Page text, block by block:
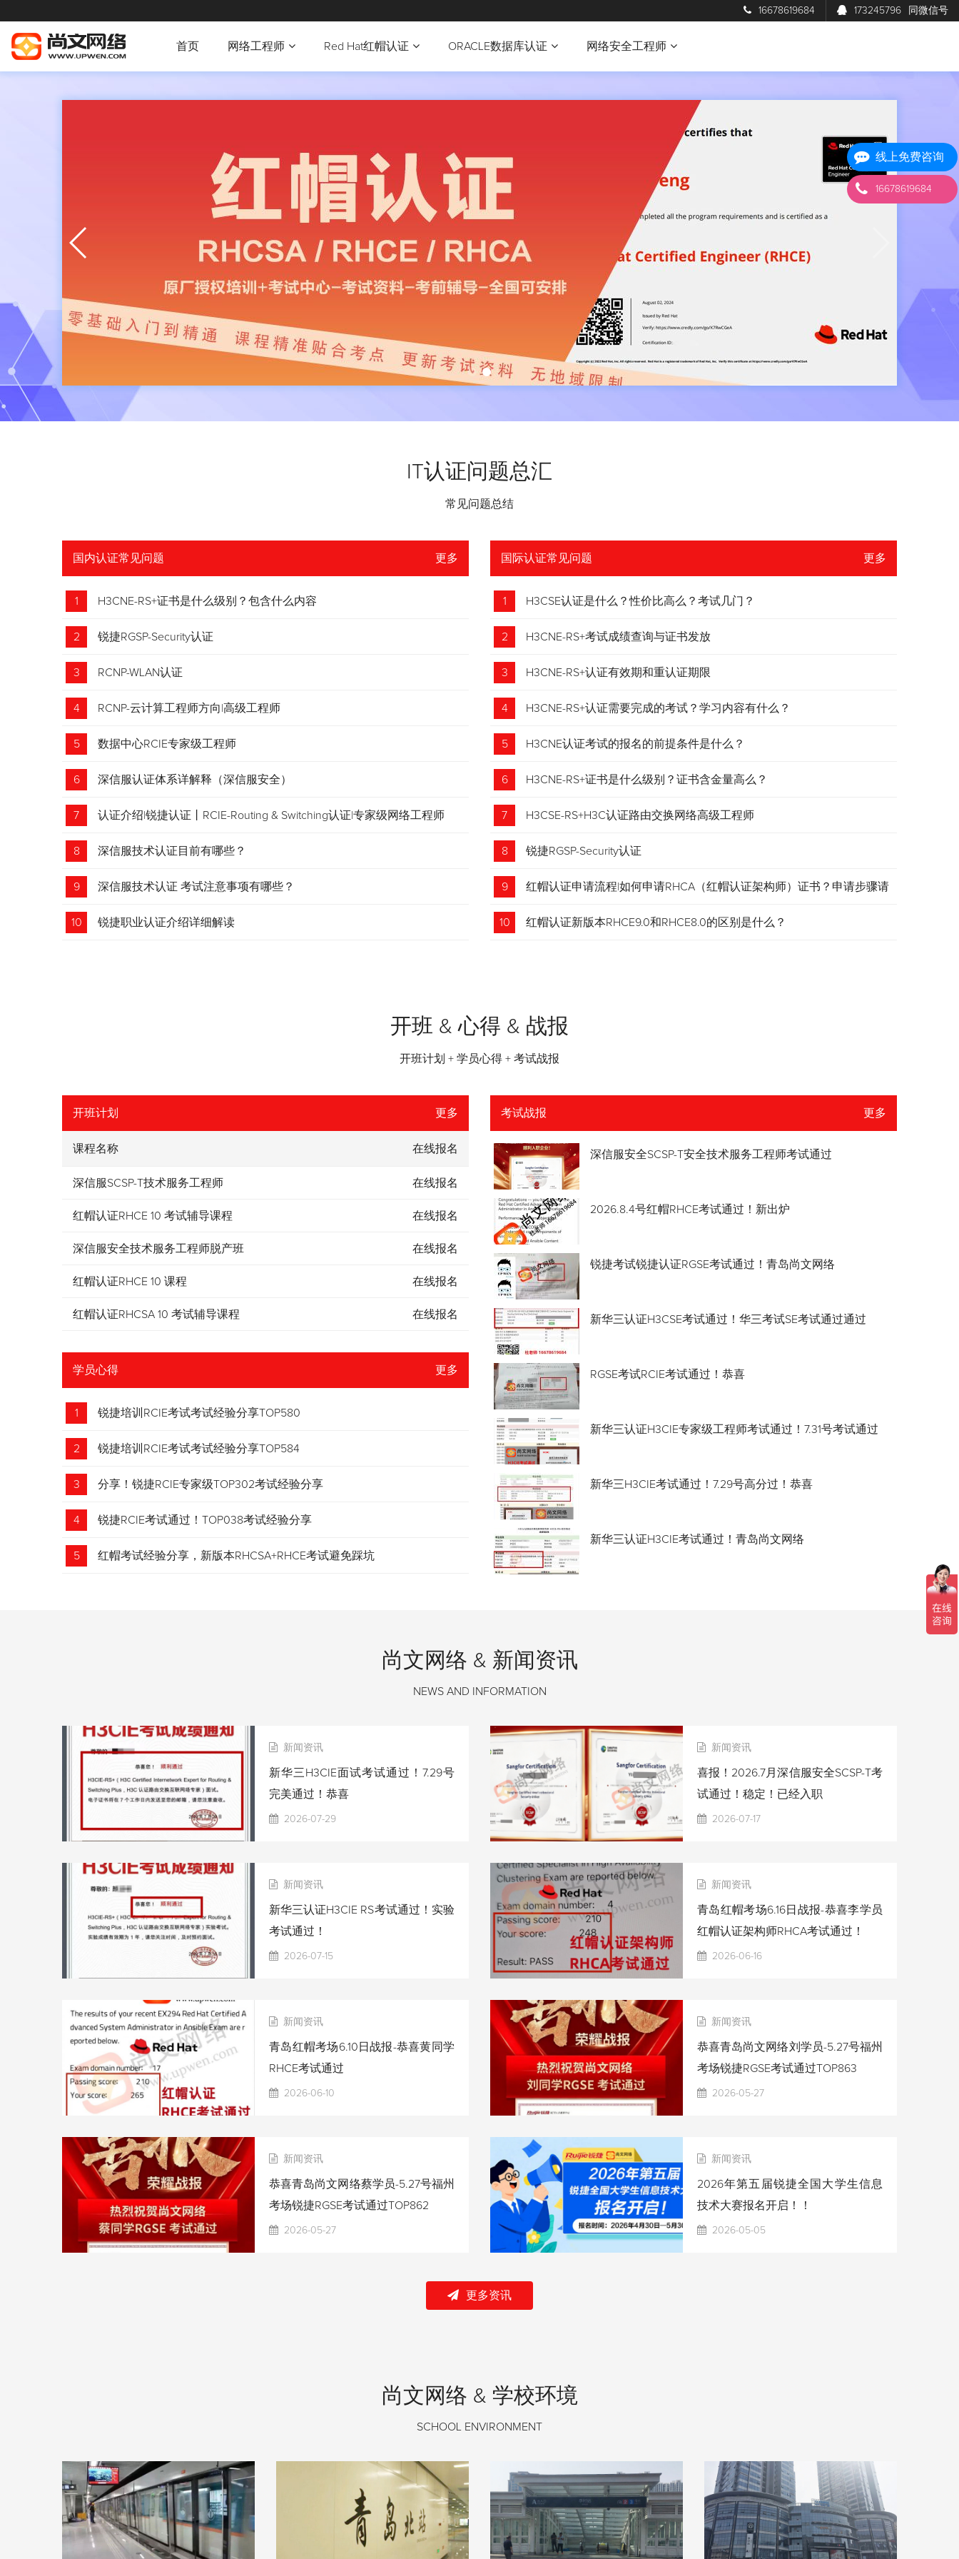
16678619684 173245796 同微信号
首页 网络工程师 Red Hat红帽认证 ORACLE数据库认证 网络安全工程师
IT认证问题总汇
常见问题总结
国内认证常见问题 更多
1 H3CNE-RS+证书是什么级别？包含什么内容
2 锐捷RGSP-Security认证
3 RCNP-WLAN认证
4 RCNP-云计算工程师方向|高级工程师
5 数据中心RCIE专家级工程师
6 深信服认证体系详解释（深信服安全）
7 认证介绍|锐捷认证丨RCIE-Routing & Switching认证|专家级网络工程师
8 深信服技术认证目前有哪些？
9 深信服技术认证 考试注意事项有哪些？
10 锐捷职业认证介绍详细解读
国际认证常见问题 更多
1 H3CSE认证是什么？性价比高么？考试几门？
2 H3CNE-RS+考试成绩查询与证书发放
3 H3CNE-RS+认证有效期和重认证期限
4 H3CNE-RS+认证需要完成的考试？学习内容有什么？
5 H3CNE认证考试的报名的前提条件是什么？
6 H3CNE-RS+证书是什么级别？证书含金量高么？
7 H3CSE-RS+H3C认证路由交换网络高级工程师
8 锐捷RGSP-Security认证
9 红帽认证申请流程|如何申请RHCA（红帽认证架构师）证书？申请步骤请
收藏！
10 红帽认证新版本RHCE9.0和RHCE8.0的区别是什么？
开班 & 心得 & 战报
开班计划 + 学员心得 + 考试战报
开班计划 更多
课程名称 在线报名
深信服SCSP-T技术服务工程师 在线报名
红帽认证RHCE 10 考试辅导课程 在线报名
深信服安全技术服务工程师脱产班 在线报名
红帽认证RHCE 10 课程 在线报名
红帽认证RHCSA 10 考试辅导课程 在线报名
学员心得 更多
1 锐捷培训RCIE考试考试经验分享TOP580
2 锐捷培训RCIE考试考试经验分享TOP584
3 分享！锐捷RCIE专家级TOP302考试经验分享
4 锐捷RCIE考试通过！TOP038考试经验分享
5 红帽考试经验分享，新版本RHCSA+RHCE考试避免踩坑
考试战报 更多
深信服安全SCSP-T安全技术服务工程师考试通过
2026.8.4号红帽RHCE考试通过！新出炉
锐捷考试锐捷认证RGSE考试通过！青岛尚文网络
新华三认证H3CSE考试通过！华三考试SE考试通过通过
RGSE考试RCIE考试通过！恭喜
新华三认证H3CIE专家级工程师考试通过！7.31号考试通过
新华三H3CIE考试通过！7.29号高分过！恭喜
新华三认证H3CIE考试通过！青岛尚文网络
尚文网络 & 新闻资讯
NEWS AND INFORMATION
新闻资讯
新华三H3CIE面试考试通过！7.29号
完美通过！恭喜
2026-07-29
新闻资讯
喜报！2026.7月深信服安全SCSP-T考
试通过！稳定！已经入职
2026-07-17
新闻资讯
新华三认证H3CIE RS考试通过！实验
考试通过！
2026-07-15
新闻资讯
青岛红帽考场6.16日战报-恭喜李学员
红帽认证架构师RHCA考试通过！
2026-06-16
新闻资讯
青岛红帽考场6.10日战报-恭喜黄同学
RHCE考试通过
2026-06-10
新闻资讯
恭喜青岛尚文网络刘学员-5.27号福州
考场锐捷RGSE考试通过TOP863
2026-05-27
新闻资讯
恭喜青岛尚文网络蔡学员-5.27号福州
考场锐捷RGSE考试通过TOP862
2026-05-27
新闻资讯
2026年第五届锐捷全国大学生信息
技术大赛报名开启！！
2026-05-05
更多资讯
尚文网络 & 学校环境
SCHOOL ENVIRONMENT
线上免费咨询
16678619684